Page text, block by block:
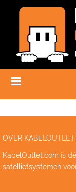
OVER
KabelOutlet.com is
satellietsystemen